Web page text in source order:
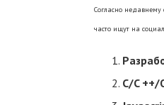
Согласно недавнему
часто ищут на
C/C ++/